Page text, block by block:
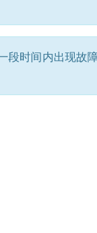
段时间内出现故